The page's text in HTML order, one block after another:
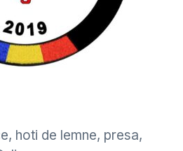
, hoti de lemne, presa,